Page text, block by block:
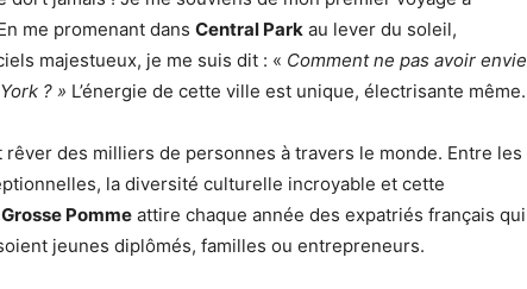
me promenant dans Central Park au lever du soleil,
majestueux, je me suis dit : « Comment ne pas avoir envie
? » L’énergie de cette ville est unique, électrisante même.
rêver des milliers de personnes à travers le monde. Entre les
la diversité culturelle incroyable et cette
Pomme attire chaque année des expatriés français qui
jeunes diplômés, familles ou entrepreneurs.